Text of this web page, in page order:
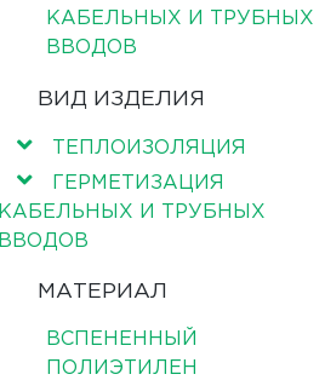
КАБЕЛЬНЫХ И ТРУБНЫХ
ВВОДОВ
ВИД ИЗДЕЛИЯ
ТЕПЛОИЗОЛЯЦИЯ
ГЕРМЕТИЗАЦИЯ
КАБЕЛЬНЫХ И ТРУБНЫХ
ВВОДОВ
МАТЕРИАЛ
ВСПЕНЕННЫЙ
ПОЛИЭТИЛЕН